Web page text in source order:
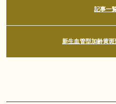
記事一
新生血管型加齢黄